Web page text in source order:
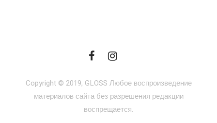
Copyright © 2019, GLOSS Любое воспроизведение
материалов сайта без разрешения редакции
воспрещается.